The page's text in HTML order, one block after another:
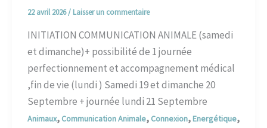
22 avril 2026/ Laisser un commentaire
INITIATION COMMUNICATION ANIMALE (samedi
et dimanche)+ possibilité de 1 journée
perfectionnement et accompagnement médical
,fin de vie (lundi ) Samedi 19 et dimanche 20
Septembre + journée lundi 21 Septembre
Animaux, Communication Animale, Connexion,Energétique,